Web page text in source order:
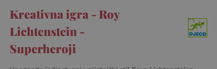
Kreativna igra - Roy
Lichtenstein -
Superheroji